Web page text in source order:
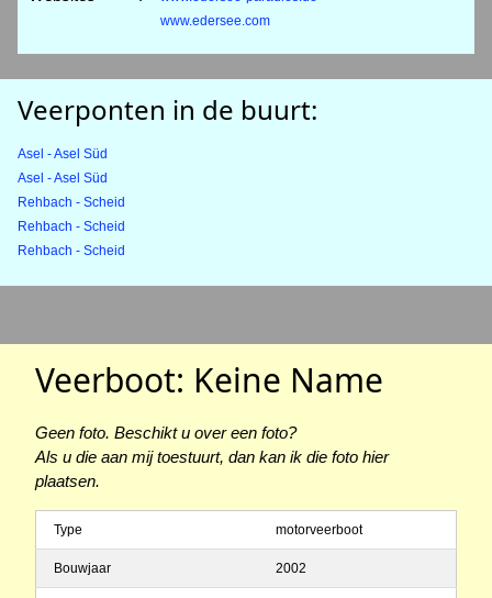
www.edersee.com
Veerponten in de buurt:
Asel - Asel Süd
Asel - Asel Süd
Rehbach - Scheid
Rehbach - Scheid
Rehbach - Scheid
Veerboot: Keine Name
Geen foto. Beschikt u over een foto?
Als u die aan mij toestuurt, dan kan ik die foto hier
plaatsen.
Type motorveerboot
Bouwjaar 2002